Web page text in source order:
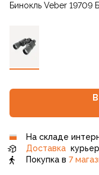
Бинокль Veber
На складе
Доставка
Покупка в 7